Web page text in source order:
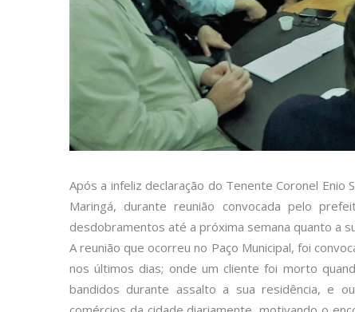
Após a infeliz declaração do Tenente Coronel Enio
Maringá, durante reunião convocada pelo
desdobramentos até a próxima semana quanto a
A reunião que ocorreu no Paço Municipal, foi
nos últimos dias; onde um cliente foi morto
bandidos durante assalto a sua residência, e